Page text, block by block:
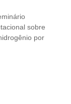
sobre
por